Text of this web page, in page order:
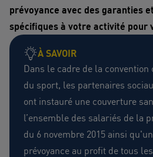
prévoyance avec des garanties
spécifiques à votre activité pour
À SAVOIR
Dans le cadre de la
du sport, les partenaires
ont instauré une couverture
l’ensemble des salariés de la
du 6 novembre 2015 ainsi
prévoyance au profit de tous